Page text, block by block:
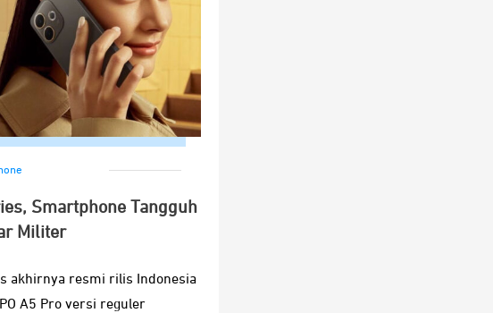
Smartphone Tangguh
Militer
akhirnya resmi rilis Indonesia
A5 Pro versi reguler